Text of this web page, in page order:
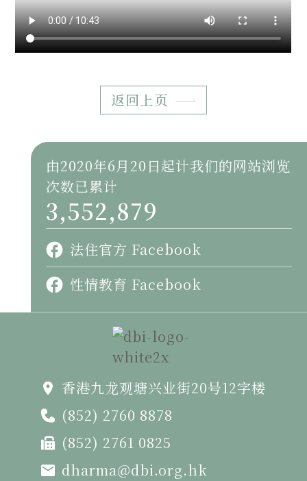
返回上页
由2020年6月20日起计我们的网站浏览
次数已累计
3,552,879
法住官方 Facebook
性情教育 Facebook
香港九龙观塘兴业街20号12字楼
(852) 2760 8878
(852) 2761 0825
dharma@dbi.org.hk